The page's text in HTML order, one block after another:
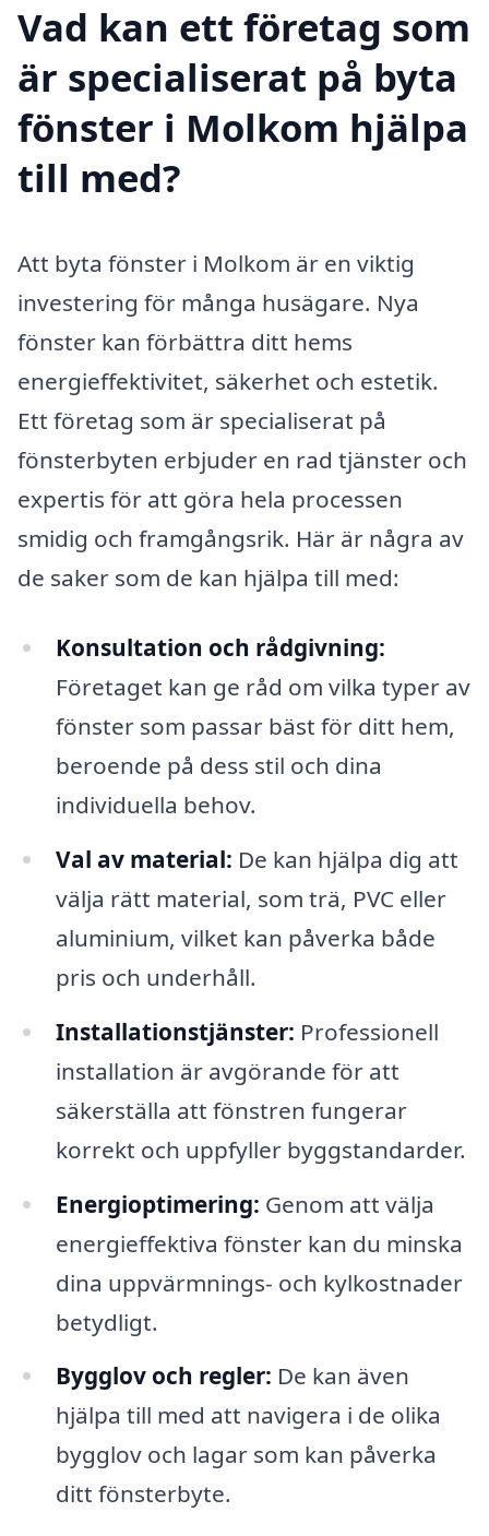
Vad kan ett företag som
är specialiserat på byta
fönster i Molkom hjälpa
till med?
Att byta fönster i Molkom är en viktig
investering för många husägare. Nya
fönster kan förbättra ditt hems
energieffektivitet, säkerhet och estetik.
Ett företag som är specialiserat på
fönsterbyten erbjuder en rad tjänster och
expertis för att göra hela processen
smidig och framgångsrik. Här är några av
de saker som de kan hjälpa till med:
Konsultation och rådgivning:
Företaget kan ge råd om vilka typer av
fönster som passar bäst för ditt hem,
beroende på dess stil och dina
individuella behov.
Val av material: De kan hjälpa dig att
välja rätt material, som trä, PVC eller
aluminium, vilket kan påverka både
pris och underhåll.
Installationstjänster: Professionell
installation är avgörande för att
säkerställa att fönstren fungerar
korrekt och uppfyller byggstandarder.
Energioptimering: Genom att välja
energieffektiva fönster kan du minska
dina uppvärmnings- och kylkostnader
betydligt.
Bygglov och regler: De kan även
hjälpa till med att navigera i de olika
bygglov och lagar som kan påverka
ditt fönsterbyte.